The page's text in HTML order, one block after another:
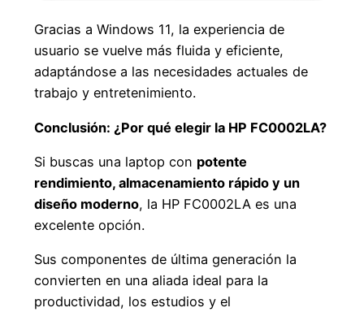
Gracias a Windows 11, la experiencia de
usuario se vuelve más fluida y eficiente,
adaptándose a las necesidades actuales de
trabajo y entretenimiento.
Conclusión: ¿Por qué elegir la HP FC0002LA?
Si buscas una laptop con potente
rendimiento, almacenamiento rápido y un
diseño moderno, la HP FC0002LA es una
excelente opción.
Sus componentes de última generación la
convierten en una aliada ideal para la
productividad, los estudios y el